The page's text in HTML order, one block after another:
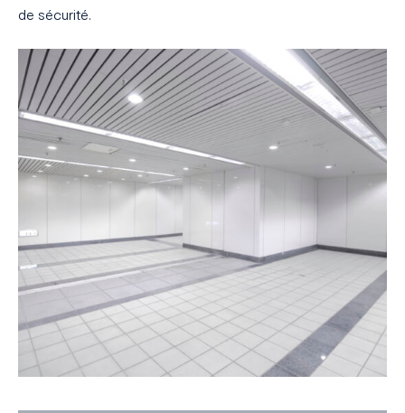
de sécurité.